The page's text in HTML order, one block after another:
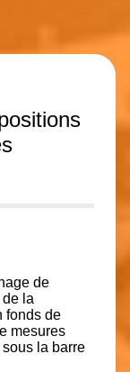
de
de la
fonds de
mesures
la barre